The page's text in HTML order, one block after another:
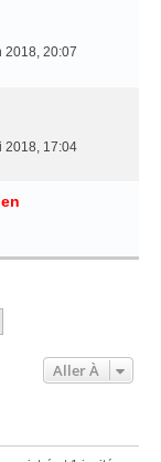
2018, 20:07
2018, 17:04
Aller À